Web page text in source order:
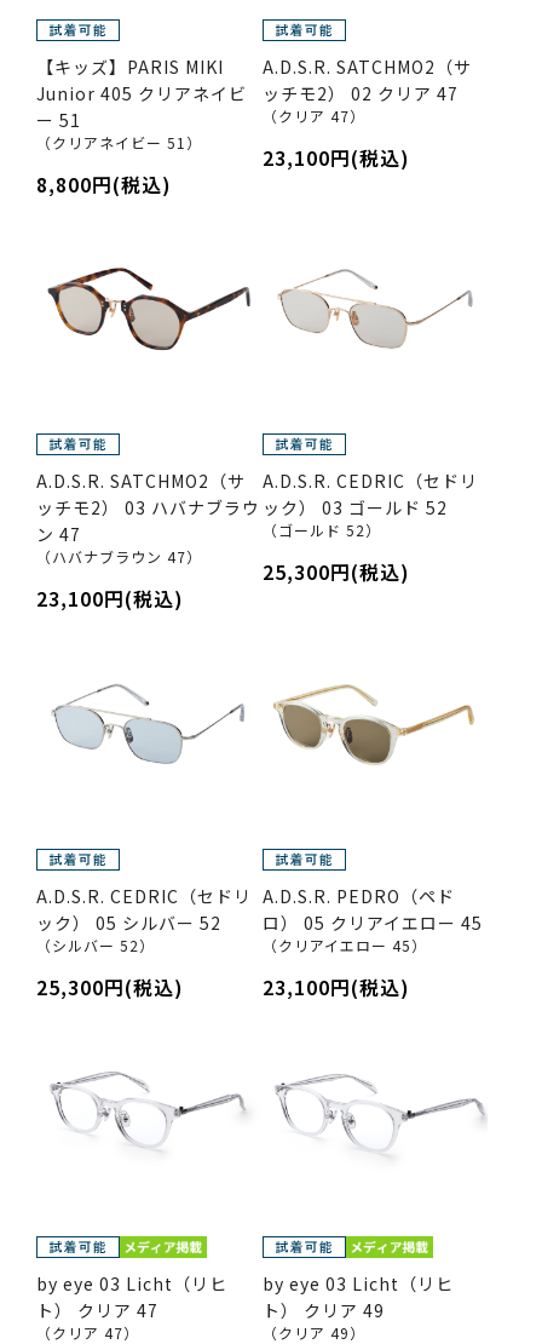
【キッズ】PARIS MIKI
Junior 405 クリアネイビ
ー 51
（クリアネイビー 51）
8,800円(税込)
A.D.S.R. SATCHMO2（サ
ッチモ2） 02 クリア 47
（クリア 47）
23,100円(税込)
A.D.S.R. SATCHMO2（サ
ッチモ2） 03 ハバナブラウ
ン 47
（ハバナブラウン 47）
23,100円(税込)
A.D.S.R. CEDRIC（セドリ
ック） 03 ゴールド 52
（ゴールド 52）
25,300円(税込)
A.D.S.R. CEDRIC（セドリ
ック） 05 シルバー 52
（シルバー 52）
25,300円(税込)
A.D.S.R. PEDRO（ペド
ロ） 05 クリアイエロー 45
（クリアイエロー 45）
23,100円(税込)
by eye 03 Licht（リヒ
ト） クリア 47
（クリア 47）
by eye 03 Licht（リヒ
ト） クリア 49
（クリア 49）